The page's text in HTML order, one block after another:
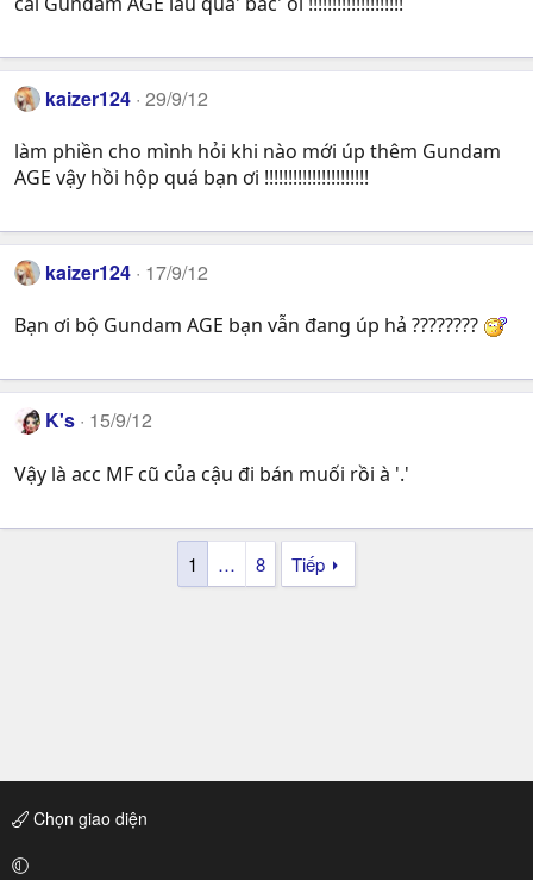
kaizer124 29/9/12
làm phiền cho mình hỏi khi nào mới úp thêm Gundam
AGE vậy hồi hộp quá bạn ơi !!!!!!!!!!!!!!!!!!!!!!
kaizer124 17/9/12
Bạn ơi bộ Gundam AGE bạn vẫn đang úp hả ????????
K's 15/9/12
Vậy là acc MF cũ của cậu đi bán muối rồi à '.'
1 … 8 Tiếp
Chọn giao diện